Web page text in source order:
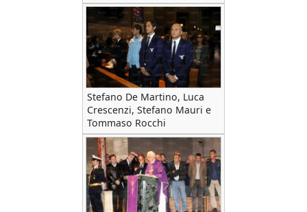
Stefano De Martino, Luca
Crescenzi, Stefano Mauri e
Tommaso Rocchi